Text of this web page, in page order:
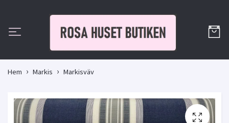
Hem Markis Markisväv